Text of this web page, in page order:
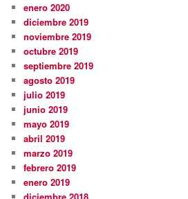
enero 2020
diciembre 2019
noviembre 2019
octubre 2019
septiembre 2019
agosto 2019
julio 2019
junio 2019
mayo 2019
abril 2019
marzo 2019
febrero 2019
enero 2019